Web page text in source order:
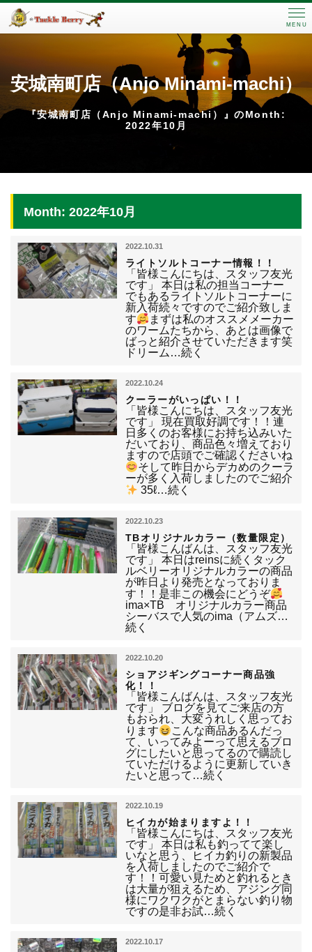
MENU
安城南町店（Anjo Minami-machi）
『安城南町店（Anjo Minami-machi）』のMonth:
2022年10月
Month: 2022年10月
2022.10.31
ライトソルトコーナー情報！！
「皆様こんにちは、スタッフ友光
です」 本日は私の担当コーナー
でもあるライトソルトコーナーに
新入荷続々ですのでご紹介致しま
す
まずは私のオススメメーカー
のワームたちから、あとは画像で
ばっと紹介させていただきます笑
ドリーム…続く
2022.10.24
クーラーがいっぱい！！
「皆様こんにちは、スタッフ友光
です」 現在買取好調です！！連
日多くのお客様にお持ち込みいた
だいており、商品色々増えており
ますので店頭でご確認くださいね
そして昨日からデカめのクーラ
ーが多く入荷しましたのでご紹介
35ℓ…続く
2022.10.23
TBオリジナルカラー（数量限定）
「皆様こんばんは、スタッフ友光
です」 本日はreinsに続くタック
ルベリーオリジナルカラーの商品
が昨日より発売となっておりま
す！！是非この機会にどうぞ
ima×TB オリジナルカラー商品
シーバスで人気のima（アムズ…
続く
2022.10.20
ショアジギングコーナー商品強
化！！
「皆様こんばんは、スタッフ友光
です」 ブログを見てご来店の方
もおられ、大変うれしく思ってお
ります
こんな商品あるんだっ
て、いってみよーって思えるブロ
グにしたいと思ってるので購読し
ていただけるように更新していき
たいと思って…続く
2022.10.19
ヒイカが始まりますよ！！
「皆様こんにちは、スタッフ友光
です」 本日は私も釣ってて楽し
いなと思う、ヒイカ釣りの新製品
を入荷しましたのでご紹介で
す！！可愛い見ためと釣れるとき
は大量が狙えるため、アジング同
様にワクワクがとまらない釣り物
ですの是非お試…続く
2022.10.17